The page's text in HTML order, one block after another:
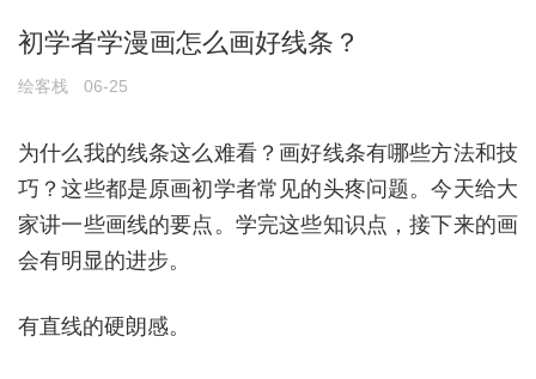
初学者学漫画怎么画好线条？
绘客栈 06-25
为什么我的线条这么难看？画好线条有哪些方法和技
巧？这些都是原画初学者常见的头疼问题。今天给大
家讲一些画线的要点。学完这些知识点，接下来的画
会有明显的进步。
有直线的硬朗感。